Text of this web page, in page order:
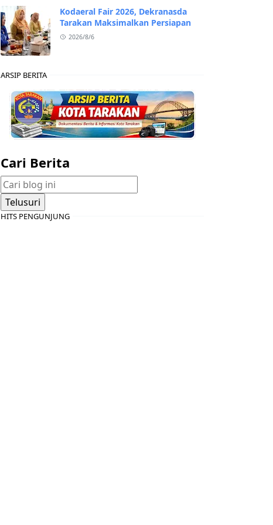
Kodaeral Fair 2026, Dekranasda
Tarakan Maksimalkan Persiapan
2026/8/6
ARSIP BERITA
Cari Berita
HITS PENGUNJUNG